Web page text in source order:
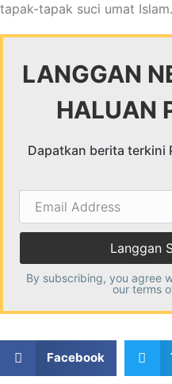
tapak-tapak suci umat Islam.
LANGGAN
HALUAN
Dapatkan berita terkini
Email
Address
By subscribing, you agree
our terms
Facebook